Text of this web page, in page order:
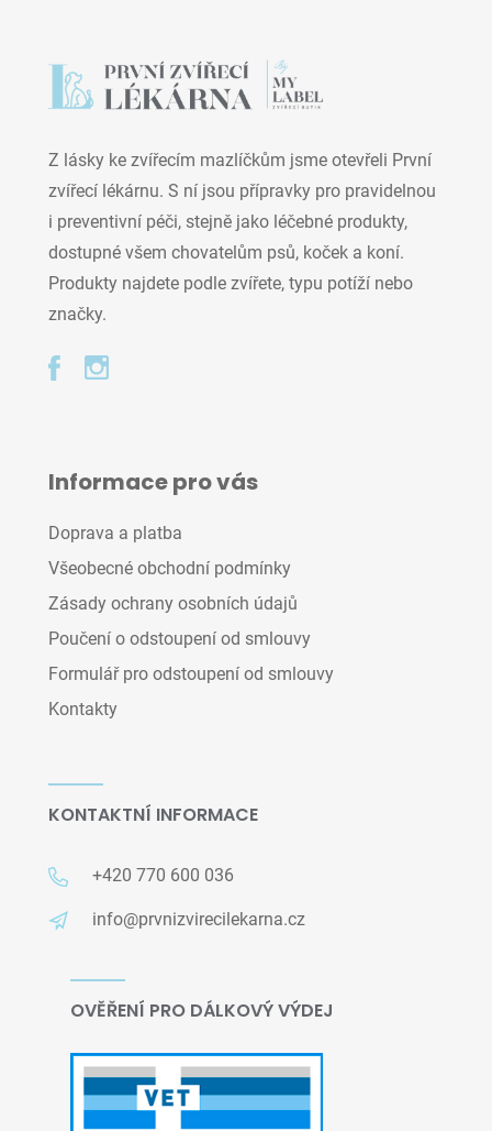
Z lásky ke zvířecím mazlíčkům jsme otevřeli První
zvířecí lékárnu. S ní jsou přípravky pro pravidelnou
i preventivní péči, stejně jako léčebné produkty,
dostupné všem chovatelům psů, koček a koní.
Produkty najdete podle zvířete, typu potíží nebo
značky.
Informace pro vás
Doprava a platba
Všeobecné obchodní podmínky
Zásady ochrany osobních údajů
Poučení o odstoupení od smlouvy
Formulář pro odstoupení od smlouvy
Kontakty
KONTAKTNÍ INFORMACE
+420 770 600 036
info@prvnizvirecilekarna.cz
OVĚŘENÍ PRO DÁLKOVÝ VÝDEJ